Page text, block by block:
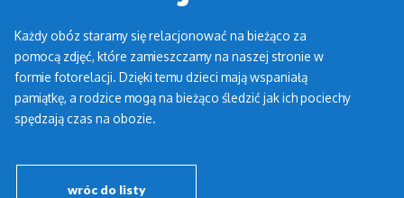
Każdy obóz staramy się relacjonować na bieżąco za
pomocą zdjęć, które zamieszczamy na naszej stronie w
formie fotorelacji. Dzięki temu dzieci mają wspaniałą
pamiątkę, a rodzice mogą na bieżąco śledzić jak ich pociechy
spędzają czas na obozie.
wróc do listy